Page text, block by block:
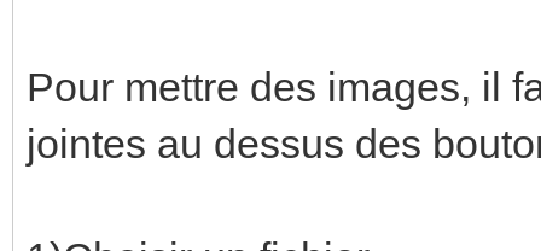
Pour mettre des images, il
jointes au dessus des